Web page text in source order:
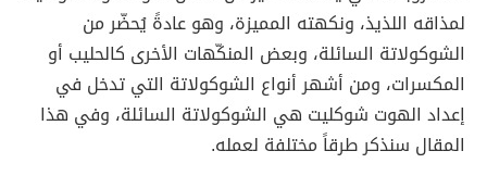
لمذاقه اللذيذ، ونكهته المميزة، وهو عادةً يُحضّر من
الشوكولاتة السائلة، وبعض المنكّهات الأخرى كالحليب أو
المكسرات، ومن أشهر أنواع الشوكولاتة التي تدخل في
إعداد الهوت شوكليت هي الشوكولاتة السائلة، وفي هذا
المقال سنذكر طرقاً مختلفة لعمله.